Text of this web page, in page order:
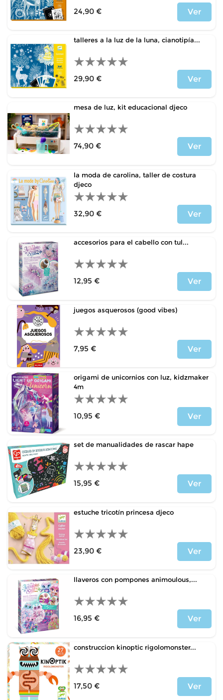
24,90 €
Ver
talleres a la luz de la luna, cianotipía...
29,90 €
Ver
mesa de luz, kit educacional djeco
74,90 €
Ver
la moda de carolina, taller de costura
djeco
32,90 €
Ver
accesorios para el cabello con tul...
12,95 €
Ver
juegos asquerosos (good vibes)
7,95 €
Ver
origami de unicornios con luz, kidzmaker
4m
10,95 €
Ver
set de manualidades de rascar hape
15,95 €
Ver
estuche tricotín princesa djeco
23,90 €
Ver
llaveros con pompones animoulous,...
16,95 €
Ver
construccion kinoptic rigolomonster...
17,50 €
Ver